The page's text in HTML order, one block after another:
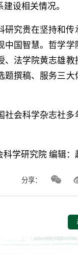
设相关情况。
研究贵在坚持和传
中国智慧。哲学学
、法学院黄志雄教
题撰稿、服务三大
社会科学杂志社多
科学研究院 编辑：
分享：